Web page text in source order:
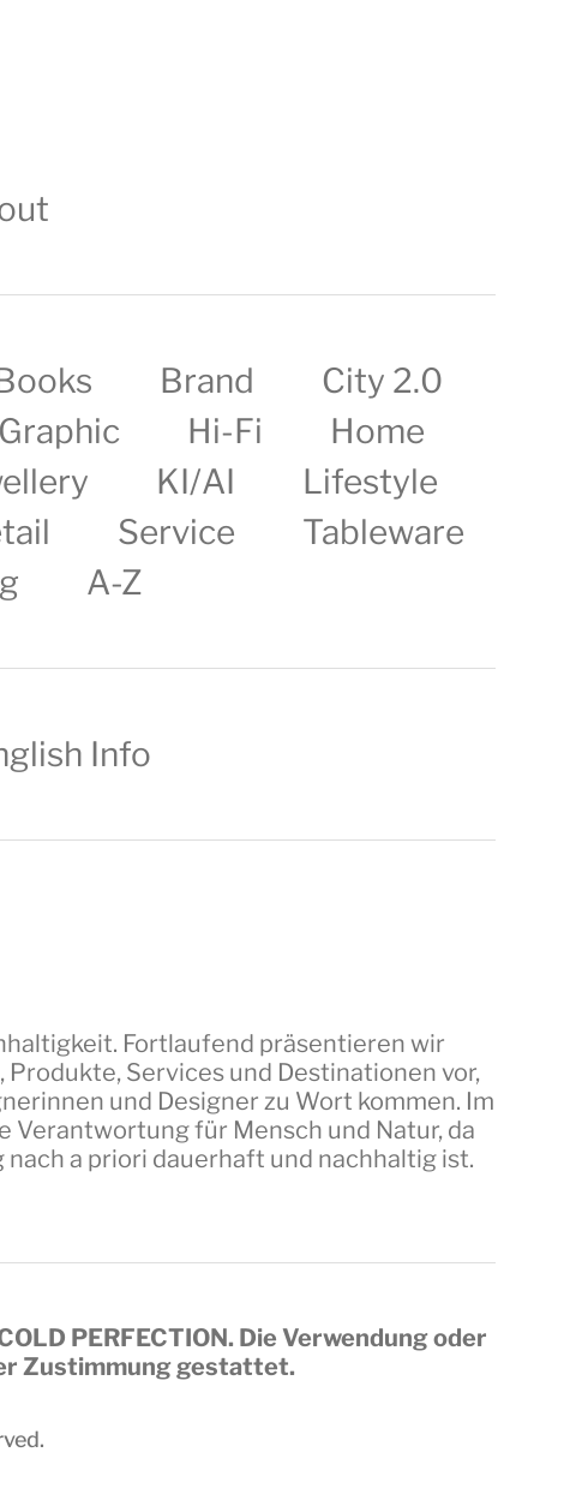
Brand
City 2.0
Graphic Hi-Fi
Home
KI/AI
Lifestyle
Service
Tableware
A-Z
Info
Fortlaufend präsentieren wir
Services und Destinationen vor,
und Designer zu Wort kommen. Im
Verantwortung für Mensch und Natur, da
a priori dauerhaft und nachhaltig ist.
PERFECTION. Die Verwendung oder
Zustimmung gestattet.